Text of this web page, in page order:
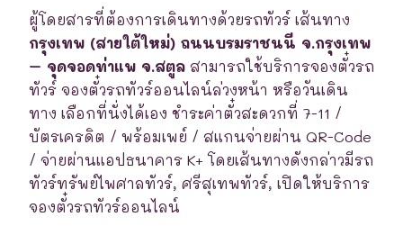
ผู้โดยสารที่ต้องการเดินทางด้วยรถทัวร์ เส้นทาง
กรุงเทพ (สายใต้ใหม่) ถนนบรมราชนนี จ.กรุงเทพ
– จุดจอดท่าแพ จ.สตูล สามารถใช้บริการจองตั๋วรถ
ทัวร์ จองตั๋วรถทัวร์ออนไลน์ล่วงหน้า หรือวันเดิน
ทาง เลือกที่นั่งได้เอง ชำระค่าตั๋วสะดวกที่ 7-11 /
บัตรเครดิต / พร้อมเพย์ / สแกนจ่ายผ่าน QR-Code
/ จ่ายผ่านแอปธนาคาร K+ โดยเส้นทางดังกล่าวมีรถ
ทัวร์ทรัพย์ไพศาลทัวร์, ศรีสุเทพทัวร์, เปิดให้บริการ
จองตั๋วรถทัวร์ออนไลน์